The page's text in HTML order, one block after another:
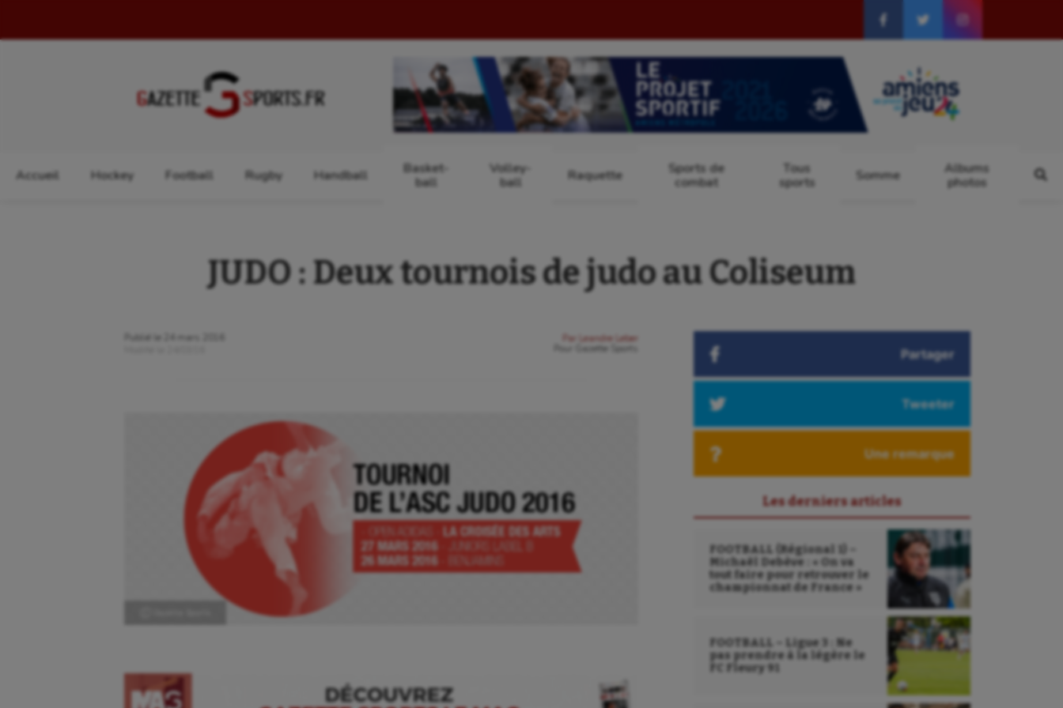
Accueil Hockey Football Rugby Handball
Basket-
ball
Volley-
ball
Raquette
Sports de
combat
Tous
sports
Somme
Albums
photos
JUDO : Deux tournois de judo au Coliseum
Publié le
24 mars 2016
Par
Leandre Leber
Gazette Sports Partager
Tweeter
Une remarque
Les derniers articles
FOOTBALL (Régional 1) –
Michaël Debève : « On va
tout faire pour retrouver le
championnat de France »
FOOTBALL – Ligue 3 : Ne
pas prendre à la légère le
FC Fleury 91